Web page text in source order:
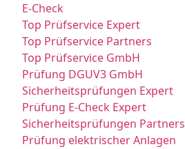
E-Check
Top Prüfservice Expert
Top Prüfservice Partners
Top Prüfservice GmbH
Prüfung DGUV3 GmbH
Sicherheitsprüfungen Expert
Prüfung E-Check Expert
Sicherheitsprüfungen Partners
Prüfung elektrischer Anlagen